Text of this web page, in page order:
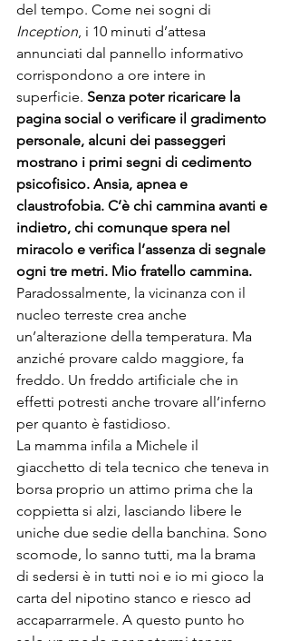
del tempo. Come nei sogni di
Inception, i 10 minuti d’attesa
annunciati dal pannello informativo
corrispondono a ore intere in
superficie. Senza poter ricaricare la
pagina social o verificare il gradimento
personale, alcuni dei passeggeri
mostrano i primi segni di cedimento
psicofisico. Ansia, apnea e
claustrofobia. C’è chi cammina avanti e
indietro, chi comunque spera nel
miracolo e verifica l’assenza di segnale
ogni tre metri. Mio fratello cammina.
Paradossalmente, la vicinanza con il
nucleo terreste crea anche
un’alterazione della temperatura. Ma
anziché provare caldo maggiore, fa
freddo. Un freddo artificiale che in
effetti potresti anche trovare all’inferno
per quanto è fastidioso.
La mamma infila a Michele il
giacchetto di tela tecnico che teneva in
borsa proprio un attimo prima che la
coppietta si alzi, lasciando libere le
uniche due sedie della banchina. Sono
scomode, lo sanno tutti, ma la brama
di sedersi è in tutti noi e io mi gioco la
carta del nipotino stanco e riesco ad
accaparrarmele. A questo punto ho